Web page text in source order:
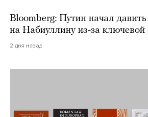
Bloomberg: Путин начал давить
на Набиуллину из-за ключевой
2 дня назад